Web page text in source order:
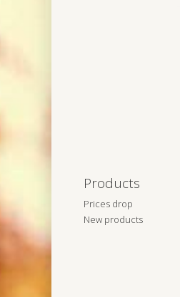
Products
Prices drop
New products